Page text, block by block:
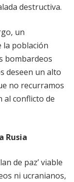
destructiva.
un
la población
bombardeos
deseen un alto
no recurramos
conflicto de
Rusia
de paz’ viable
ni ucranianos,